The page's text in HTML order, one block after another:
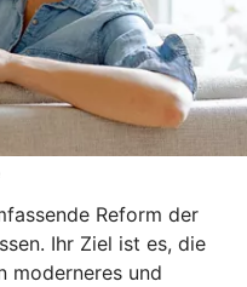
Reform der
Ihr Ziel ist es, die
moderneres und